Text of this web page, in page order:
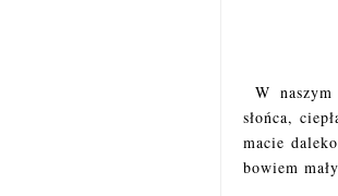
W
słońca,
macie
bowiem